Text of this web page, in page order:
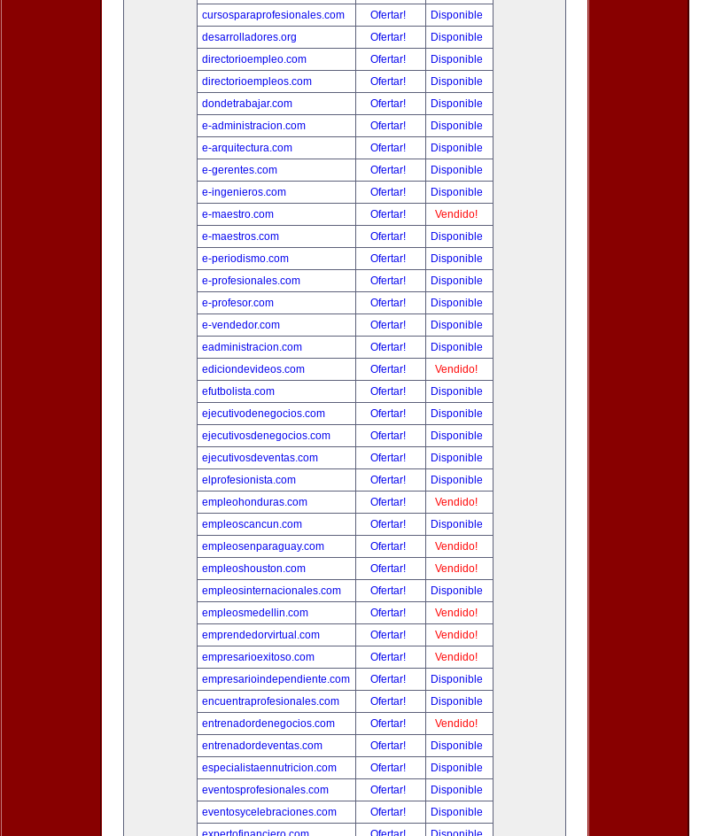
cursosparaprofesionales.com
Ofertar!
Disponible
desarrolladores.org
Ofertar!
Disponible
directorioempleo.com
Ofertar!
Disponible
directorioempleos.com
Ofertar!
Disponible
dondetrabajar.com
Ofertar!
Disponible
e-administracion.com
Ofertar!
Disponible
e-arquitectura.com
Ofertar!
Disponible
e-gerentes.com
Ofertar!
Disponible
e-ingenieros.com
Ofertar!
Disponible
e-maestro.com
Ofertar!
Vendido!
e-maestros.com
Ofertar!
Disponible
e-periodismo.com
Ofertar!
Disponible
e-profesionales.com
Ofertar!
Disponible
e-profesor.com
Ofertar!
Disponible
e-vendedor.com
Ofertar!
Disponible
eadministracion.com
Ofertar!
Disponible
ediciondevideos.com
Ofertar!
Vendido!
efutbolista.com
Ofertar!
Disponible
ejecutivodenegocios.com
Ofertar!
Disponible
ejecutivosdenegocios.com
Ofertar!
Disponible
ejecutivosdeventas.com
Ofertar!
Disponible
elprofesionista.com
Ofertar!
Disponible
empleohonduras.com
Ofertar!
Vendido!
empleoscancun.com
Ofertar!
Disponible
empleosenparaguay.com
Ofertar!
Vendido!
empleoshouston.com
Ofertar!
Vendido!
empleosinternacionales.com
Ofertar!
Disponible
empleosmedellin.com
Ofertar!
Vendido!
emprendedorvirtual.com
Ofertar!
Vendido!
empresarioexitoso.com
Ofertar!
Vendido!
empresarioindependiente.com
Ofertar!
Disponible
encuentraprofesionales.com
Ofertar!
Disponible
entrenadordenegocios.com
Ofertar!
Vendido!
entrenadordeventas.com
Ofertar!
Disponible
especialistaennutricion.com
Ofertar!
Disponible
eventosprofesionales.com
Ofertar!
Disponible
eventosycelebraciones.com
Ofertar!
Disponible